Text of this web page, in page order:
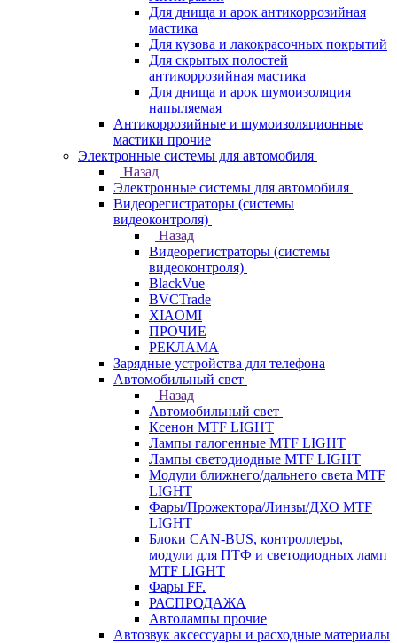
Для днища и арок антикоррозийная
мастика
Для кузова и лакокрасочных покрытий
Для скрытых полостей
антикоррозийная мастика
Для днища и арок шумоизоляция
напыляемая
Антикоррозийные и шумоизоляционные
мастики прочие
Электронные системы для автомобиля
Назад
Электронные системы для автомобиля
Видеорегистраторы (системы
видеоконтроля)
Назад
Видеорегистраторы (системы
видеоконтроля)
BlackVue
BVCTrade
XIAOMI
ПРОЧИЕ
РЕКЛАМА
Зарядные устройства для телефона
Автомобильный свет
Назад
Автомобильный свет
Ксенон MTF LIGHT
Лампы галогенные MTF LIGHT
Лампы светодиодные MTF LIGHT
Модули ближнего/дальнего света MTF
LIGHT
Фары/Прожектора/Линзы/ДХО MTF
LIGHT
Блоки CAN-BUS, контроллеры,
модули для ПТФ и светодиодных ламп
MTF LIGHT
Фары FF.
РАСПРОДАЖА
Автолампы прочие
Автозвук аксессуары и расходные материалы